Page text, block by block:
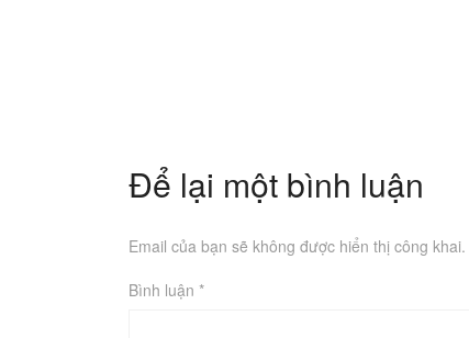
Để lại một bình luận
Email của bạn sẽ không được hiển thị công khai.
Bình luận *